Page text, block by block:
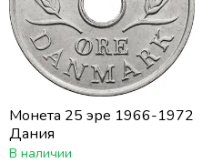
Монета 25 эре 1966-1972
Дания
В наличии